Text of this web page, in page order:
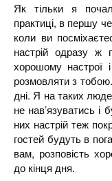
Як тільки я
практиці, в першу
коли ви
настрій одразу ж
хорошому настрої
розмовляти з
дні. Я на таких
не нав’язуватись
них настрій теж
гостей будуть в
вам, розповість
до кінця дня.